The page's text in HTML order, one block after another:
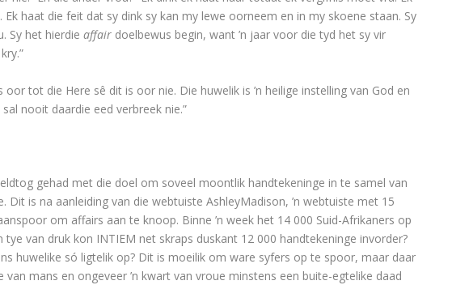
haat die feit dat sy dink sy kan my lewe oorneem en in my skoene staan. Sy
Sy het hierdieaffair doelbewus begin, want ’n jaar voor die tyd het sy vir
oor tot die Here sê dit is oor nie. Die huwelik is ’n heilige instelling van God en
nooit daardie eed verbreek nie.”
gehad met die doel om soveel moontlik handtekeninge in te samel van
Dit is na aanleiding van die webtuiste AshleyMadison, ’n webtuiste met 15
om affairs aan te knoop. Binne ’n week het 14 000 Suid-Afrikaners op
van druk kon INTIEM net skraps duskant 12 000 handtekeninge invorder?
huwelike só ligtelik op? Dit is moeilik om ware syfers op te spoor, maar daar
mans en ongeveer ’n kwart van vroue minstens een buite-egtelike daad